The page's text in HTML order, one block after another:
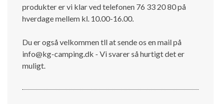
produkter er vi klar ved telefonen 76 33 20 80 på
hverdage mellem kl. 10.00-16.00.
Du er også velkommen tll at sende os en mail på
info@kg-camping.dk - Vi svarer så hurtigt det er
muligt.